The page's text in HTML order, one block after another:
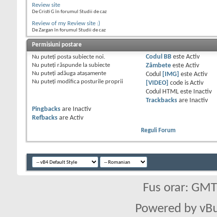
Review site
De Cristi G în forumul Studii de caz
Review of my Review site :)
De Zargan în forumul Studii de caz
Permisiuni postare
Nu puteţi posta subiecte noi.
Nu puteţi răspunde la subiecte
Nu puteţi adăuga ataşamente
Nu puteţi modifica posturile proprii
Codul BBeste Activ
Zâmbeteeste Activ
Codul
[IMG] este Activ
[VIDEO]
code is Activ
Codul HTML este
Inactiv
Trackbacksare
Inactiv
Pingbacks are
Inactiv
Refbacks are Activ
Reguli Forum
Fus orar:
Powered by